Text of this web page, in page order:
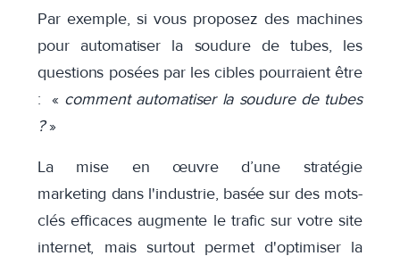
Par exemple, si vous proposez des machines
pour automatiser la soudure de tubes, les
questions posées par les cibles pourraient être
: « comment automatiser la soudure de tubes
?»
La mise en œuvre d’une stratégie
marketing dans l'industrie, basée sur des mots-
clés efficaces augmente le trafic sur votre site
internet, mais surtout permet d'optimiser la